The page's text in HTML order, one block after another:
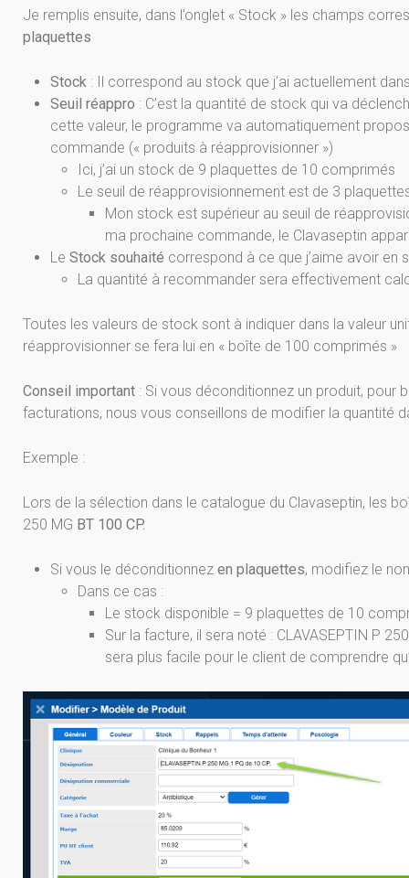
Je remplis ensuite, dans l’onglet « Stock » les champs
plaquettes
Stock : Il correspond au stock que j’ai actuellement
Seuil réappro : C’est la quantité de stock qui va
cette valeur, le programme va automatiquement
commande (« produits à réapprovisionner »)
Ici, j’ai un stock de 9 plaquettes de 10 comprimés
Le seuil de réapprovisionnement est de 3
Mon stock est supérieur au seuil de
ma prochaine commande, le Clavaseptin
Le Stock souhaité correspond à ce que j’aime avoir en
La quantité à recommander sera effectivement
Toutes les valeurs de stock sont à indiquer dans la valeur
réapprovisionner se fera lui en « boîte de 100 comprimés »
Conseil important : Si vous déconditionnez un produit,
facturations, nous vous conseillons de modifier la quantité
Exemple :
Lors de la sélection dans le catalogue du Clavaseptin, les
250 MG BT 100 CP.
Si vous le déconditionnez en plaquettes, modifiez le
Dans ce cas :
Le stock disponible = 9 plaquettes de 10
Sur la facture, il sera noté : CLAVASEPTIN P
sera plus facile pour le client de comprendre